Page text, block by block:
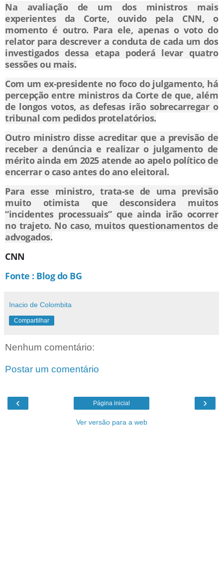
Na avaliação de um dos ministros mais
experientes da Corte, ouvido pela CNN, o
momento é outro. Para ele, apenas o voto do
relator para descrever a conduta de cada um dos
investigados dessa etapa poderá levar quatro
sessões ou mais.
Com um ex-presidente no foco do julgamento, há
percepção entre ministros da Corte de que, além
de longos votos, as defesas irão sobrecarregar o
tribunal com pedidos protelatórios.
Outro ministro disse acreditar que a previsão de
receber a denúncia e realizar o julgamento de
mérito ainda em 2025 atende ao apelo político de
encerrar o caso antes do ano eleitoral.
Para esse ministro, trata-se de uma previsão
muito otimista que desconsidera muitos
“incidentes processuais” que ainda irão ocorrer
no trajeto. No caso, muitos questionamentos de
advogados.
CNN
Fonte : Blog do BG
Inacio de Colombita
Compartilhar
Nenhum comentário:
Postar um comentário
‹ ›
Página inicial
Ver versão para a web